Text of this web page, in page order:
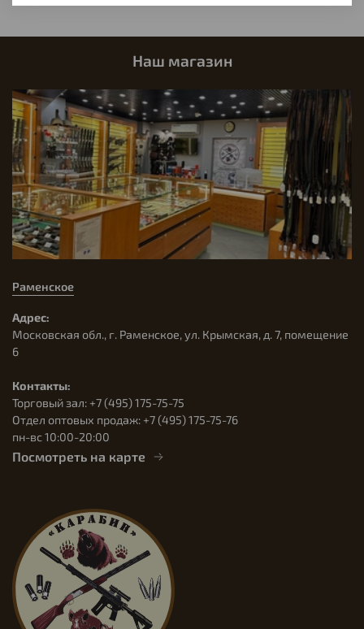
Наш магазин
Раменское
Адрес:
Московская обл., г. Раменское, ул. Крымская, д. 7, помещение
6
Контакты:
Торговый зал: +7 (495) 175-75-75
Отдел оптовых продаж: +7 (495) 175-75-76
пн-вс 10:00-20:00
Посмотреть на карте